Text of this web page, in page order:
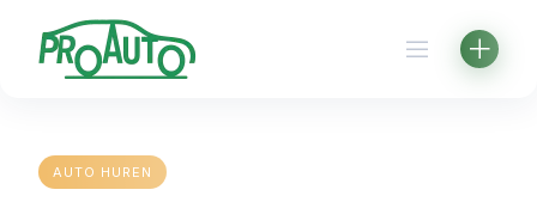
content
AUTO HUREN